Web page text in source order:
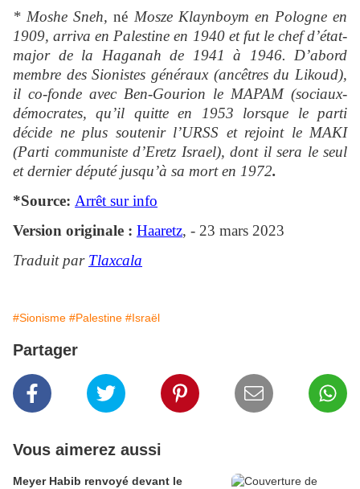
* Moshe Sneh,né Mosze Klaynboym en Pologne en
1909, arriva en Palestine en 1940 et fut le chef d’état-
major de la Haganah de 1941 à 1946. D’abord
membre des Sionistes généraux (ancêtres du Likoud),
il co-fonde avec Ben-Gourion le MAPAM (sociaux-
démocrates, qu’il quitte en 1953 lorsque le parti
décide ne plus soutenir l’URSS et rejoint le MAKI
(Parti communiste d’Eretz Israel), dont il sera le seul
et dernier député jusqu’à sa mort en 1972.
*Source: Arrêt sur info
Version originale : Haaretz, - 23 mars 2023
Traduit par Tlaxcala
#Sionisme #Palestine #Israël
Partager
Vous aimerez aussi
Meyer Habib renvoyé devant le